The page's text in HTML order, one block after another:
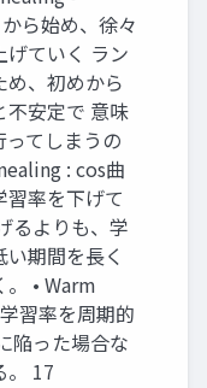
ら始め、徐々
げていく ラン
、初めから
不安定で 意味
てしまうの
: cos曲
率を下げて
るよりも、学
期間を長く
• Warm
習率を周期的
陥った場合な
。 17